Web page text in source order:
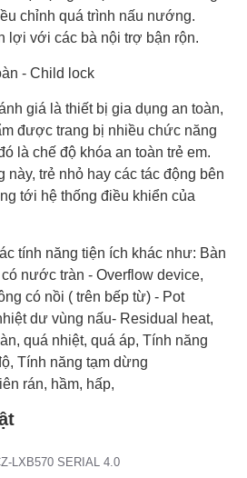
chỉnh quá trình nấu nướng.
lợi với các bà nội trợ bận rộn.
- Child lock
giá là thiết bị gia dụng an toàn,
được trang bị nhiều chức năng
là chế độ khóa an toàn trẻ em.
này, trẻ nhỏ hay các tác động bên
tới hệ thống điều khiển của
tính năng tiện ích khác như: Bàn
nước tràn - Overflow device,
có nồi ( trên bếp từ) - Pot
dư vùng nấu- Residual heat,
quá nhiệt, quá áp, Tính năng
Tính năng tạm dừng
rán, hầm, hấp,
LXB570 SERIAL 4.0